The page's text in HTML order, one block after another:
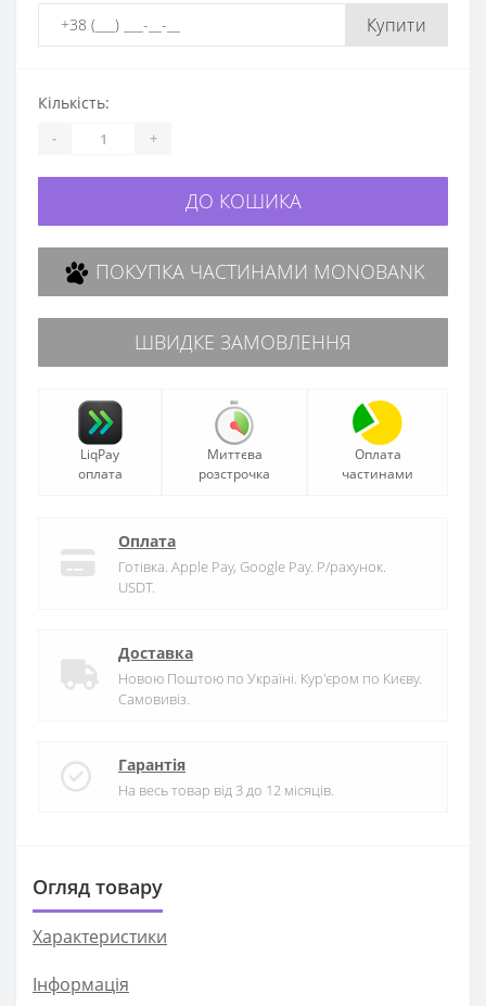
Купити
Кількість:
- +
ДО КОШИКА
ПОКУПКА ЧАСТИНАМИ MONOBANK
ШВИДКЕ ЗАМОВЛЕННЯ
LiqPay
оплата
Миттєва
розстрочка
Оплата
частинами
Оплата
Готівка. Apple Pay, Google Pay. Р/рахунок.
USDT.
Доставка
Новою Поштою по Україні. Кур'єром по Києву.
Самовивіз.
Гарантія
На весь товар від 3 до 12 місяців.
Огляд товару
Характеристики
Iнформація